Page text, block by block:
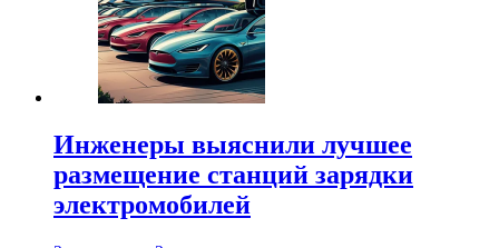
Инженеры выяснили лучшее
размещение станций зарядки
электромобилей